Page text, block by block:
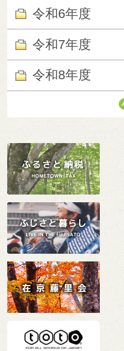
令和6年度
令和7年度
令和8年度